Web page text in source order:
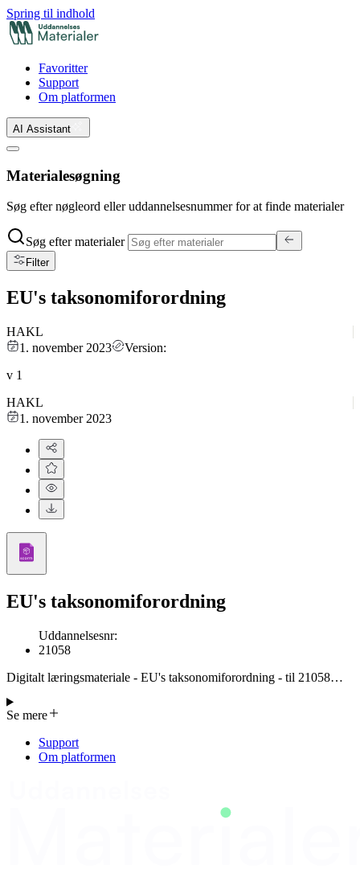
Spring til indhold
Favoritter
Support
Om platformen
AI Assistant
Materialesøgning
Søg efter nøgleord eller uddannelsesnummer for at finde materialer
Søg efter materialer
Filter
EU's taksonomiforordning
HAKL
1. november 2023
Version:
v 1
HAKL
1. november 2023
EU's taksonomiforordning
Uddannelsesnr:
21058
Digitalt læringsmateriale - EU's taksonomiforordning - til 21058
om klimaregnskab, EU's taksonomi, GHG, Scope 1, 2 og 3, CO2-
ækvivalenter samt klimakompasset. Dette materiale giver deltagerne
en struktureret gennemgang af EU‑taksonomiforordningen.
Se mere
Support
Om platformen